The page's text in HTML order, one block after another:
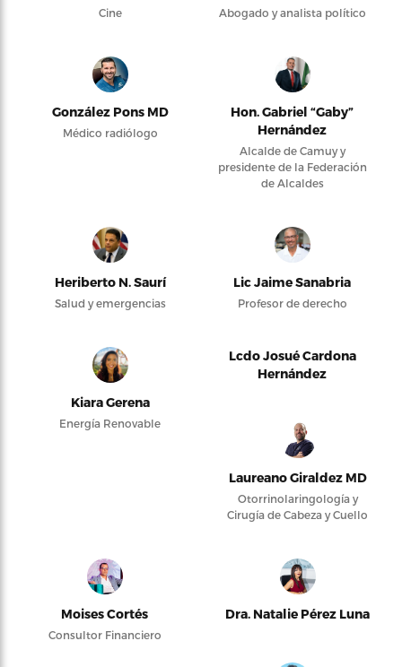
Cine Abogado y analista político
González Pons MD
Médico radiólogo
Hon. Gabriel “Gaby”
Hernández
Alcalde de Camuy y
presidente de la Federación
de Alcaldes
Heriberto N. Saurí
Salud y emergencias
Lic Jaime Sanabria
Profesor de derecho
Kiara Gerena
Energía Renovable
Lcdo Josué Cardona
Hernández
Laureano Giraldez MD
Otorrinolaringología y
Cirugía de Cabeza y Cuello
Moises Cortés
Consultor Financiero
Dra. Natalie Pérez Luna